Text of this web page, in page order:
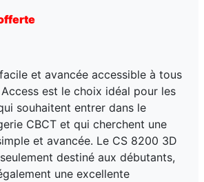
et avancée accessible à tous
est le choix idéal pour les
souhaitent entrer dans le
CBCT et qui cherchent une
et avancée. Le CS 8200 3D
destiné aux débutants,
une excellente